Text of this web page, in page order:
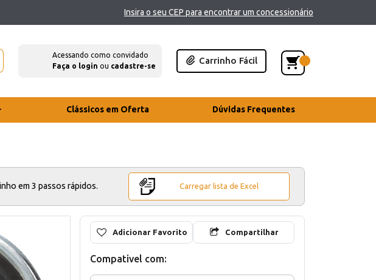
Insira o seu CEP para encontrar um concessionário
Acessando como convidado
Faça o login ou cadastre-se
Carrinho Fácil
Clássicos em Oferta Dúvidas Frequentes
em 3 passos rápidos. Carregar lista de Excel
Adicionar Favorito Compartilhar
Compativel com: